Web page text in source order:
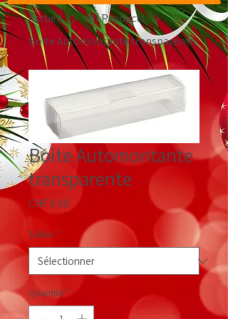
Accueil
All Products
Boite Automontante transparente
Boite Automontante
transparente
CHF 0.90 Prix
Tailles *
Quantité *